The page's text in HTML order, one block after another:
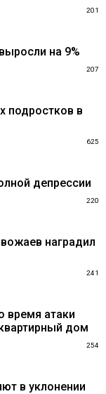
201
на 9%
207
подростков в
625
депрессии
220
наградил
241
время атаки
дом
254
в уклонении